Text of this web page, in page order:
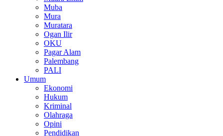
Muba
Mura
Muratara
Ogan Ilir
OKU
Pagar Alam
Palembang
PALI
Umum
Ekonomi
Hukum
Kriminal
Olahraga
Opini
Pendidikan